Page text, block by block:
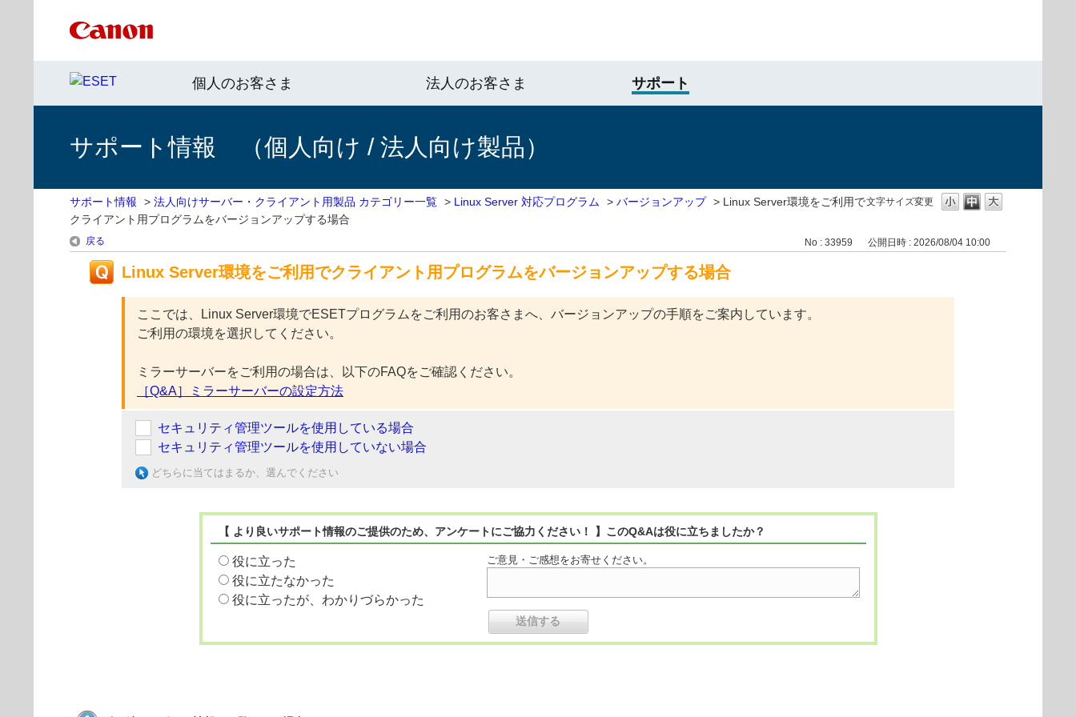
個人のお客さま 法人のお客さま サポート
サポート情報 （個人向け / 法人向け製品）
文字サイズ変更
サポート情報 > 法人向けサーバー・クライアント用製品 カテゴリー一覧 > Linux Server 対応プログラム > バージョンアップ > Linux Server環境をご利用で
クライアント用プログラムをバージョンアップする場合
戻る No : 33959 公開日時 : 2026/08/04 10:00
Linux Server環境をご利用でクライアント用プログラムをバージョンアップする場合
ここでは、Linux Server環境でESETプログラムをご利用のお客さまへ、バージョンアップの手順をご案内しています。
ご利用の環境を選択してください。
ミラーサーバーをご利用の場合は、以下のFAQをご確認ください。
［Q&A］ミラーサーバーの設定方法
セキュリティ管理ツールを使用している場合
セキュリティ管理ツールを使用していない場合
どちらに当てはまるか、選んでください
【 より良いサポート情報のご提供のため、アンケートにご協力ください！ 】このQ&Aは役に立ちましたか？
役に立った
役に立たなかった
役に立ったが、わかりづらかった
ご意見・ご感想をお寄せください。